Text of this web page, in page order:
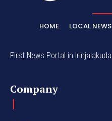
HOME LOCAL NEWS
First News Portal in Irinjalakuda.
Company